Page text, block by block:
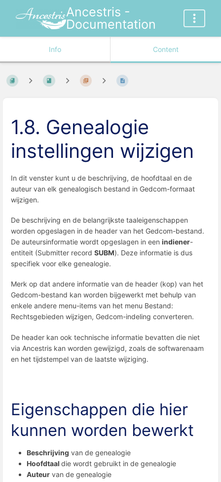
Ancestris -
Documentation
Info Content
1.8. Genealogie
instellingen wijzigen
In dit venster kunt u de beschrijving, de hoofdtaal en de
auteur van elk genealogisch bestand in Gedcom-formaat
wijzigen.
De beschrijving en de belangrijkste taaleigenschappen
worden opgeslagen in de header van het Gedcom-bestand.
De auteursinformatie wordt opgeslagen in een indiener-
entiteit (Submitter record SUBM). Deze informatie is dus
specifiek voor elke genealogie.
Merk op dat andere informatie van de header (kop) van het
Gedcom-bestand kan worden bijgewerkt met behulp van
enkele andere menu-items van het menu Bestand:
Rechtsgebieden wijzigen, Gedcom-indeling converteren.
De header kan ook technische informatie bevatten die niet
via Ancestris kan worden gewijzigd, zoals de softwarenaam
en het tijdstempel van de laatste wijziging.
Eigenschappen die hier
kunnen worden bewerkt
Beschrijving van de genealogie
Hoofdtaal die wordt gebruikt in de genealogie
Auteur van de genealogie